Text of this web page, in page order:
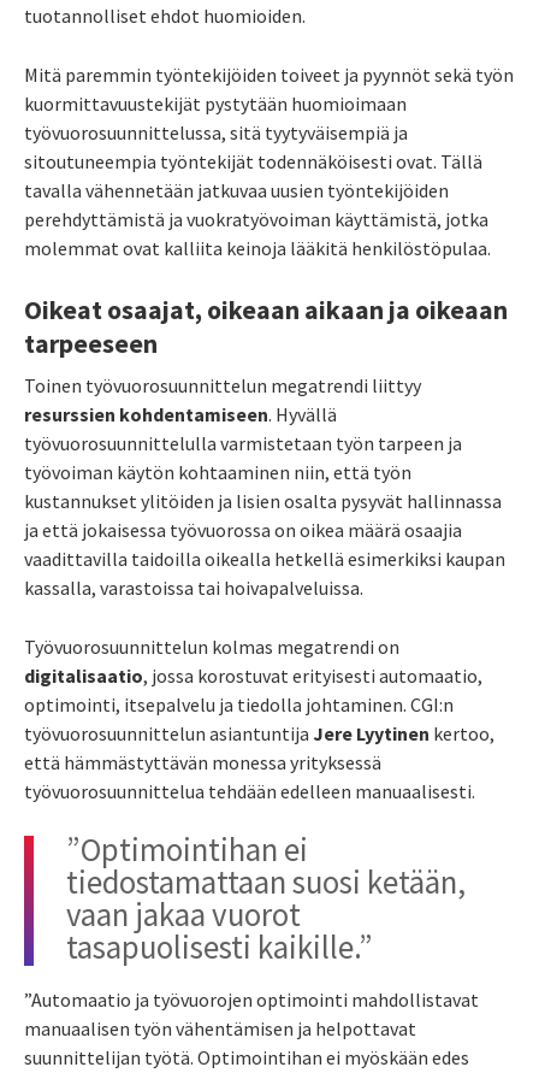
tuotannolliset ehdot huomioiden.
Mitä paremmin työntekijöiden toiveet ja pyynnöt sekä työn
kuormittavuustekijät pystytään huomioimaan
työvuorosuunnittelussa, sitä tyytyväisempiä ja
sitoutuneempia työntekijät todennäköisesti ovat. Tällä
tavalla vähennetään jatkuvaa uusien työntekijöiden
perehdyttämistä ja vuokratyövoiman käyttämistä, jotka
molemmat ovat kalliita keinoja lääkitä henkilöstöpulaa.
Oikeat osaajat, oikeaan aikaan ja oikeaan
tarpeeseen
Toinen työvuorosuunnittelun megatrendi liittyy
resurssien kohdentamiseen. Hyvällä
työvuorosuunnittelulla varmistetaan työn tarpeen ja
työvoiman käytön kohtaaminen niin, että työn
kustannukset ylitöiden ja lisien osalta pysyvät hallinnassa
ja että jokaisessa työvuorossa on oikea määrä osaajia
vaadittavilla taidoilla oikealla hetkellä esimerkiksi kaupan
kassalla, varastoissa tai hoivapalveluissa.
Työvuorosuunnittelun kolmas megatrendi on
digitalisaatio, jossa korostuvat erityisesti automaatio,
optimointi, itsepalvelu ja tiedolla johtaminen. CGI:n
työvuorosuunnittelun asiantuntija Jere Lyytinen kertoo,
että hämmästyttävän monessa yrityksessä
työvuorosuunnittelua tehdään edelleen manuaalisesti.
”Optimointihan ei
tiedostamattaan suosi ketään,
vaan jakaa vuorot
tasapuolisesti kaikille.”
”Automaatio ja työvuorojen optimointi mahdollistavat
manuaalisen työn vähentämisen ja helpottavat
suunnittelijan työtä. Optimointihan ei myöskään edes